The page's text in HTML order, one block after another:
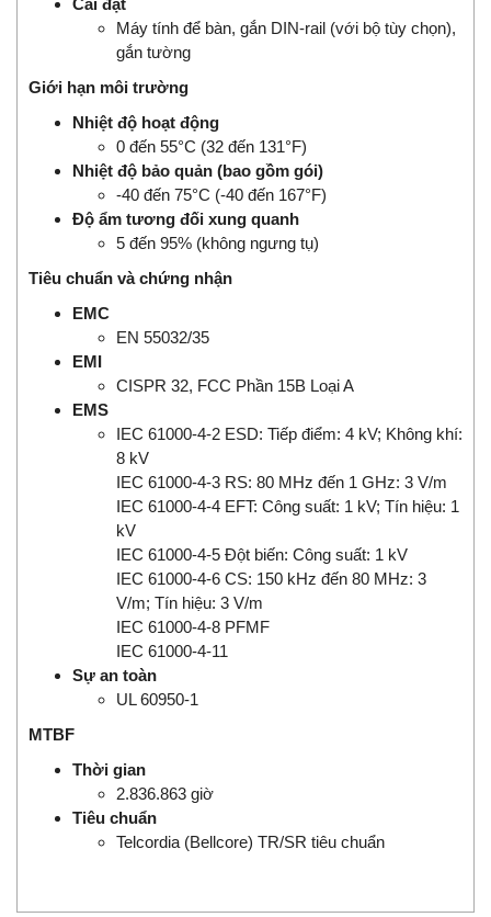
Máy tính để bàn, gắn DIN-rail (với bộ tùy chọn),
gắn tường
Giới hạn môi trường
Nhiệt độ hoạt động
0 đến 55°C (32 đến 131°F)
Nhiệt độ bảo quản (bao gồm gói)
-40 đến 75°C (-40 đến 167°F)
Độ ẩm tương đối xung quanh
5 đến 95% (không ngưng tụ)
Tiêu chuẩn và chứng nhận
EMC
EN 55032/35
EMI
CISPR 32, FCC Phần 15B Loại A
EMS
IEC 61000-4-2 ESD: Tiếp điểm: 4 kV; Không khí:
8 kV
IEC 61000-4-3 RS: 80 MHz đến 1 GHz: 3 V/m
IEC 61000-4-4 EFT: Công suất: 1 kV; Tín hiệu: 1
kV
IEC 61000-4-5 Đột biến: Công suất: 1 kV
IEC 61000-4-6 CS: 150 kHz đến 80 MHz: 3
V/m; Tín hiệu: 3 V/m
IEC 61000-4-8 PFMF
IEC 61000-4-11
Sự an toàn
UL 60950-1
MTBF
Thời gian
2.836.863 giờ
Tiêu chuẩn
Telcordia (Bellcore) TR/SR tiêu chuẩn